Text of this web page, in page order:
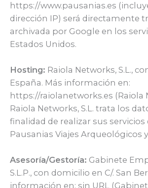
https://www.pausanias.es
dirección IP) será directamente
archivada por Google en los
Estados Unidos.
Hosting: Raiola Networks, S.L.,
España. Más información en:
https://raiolanetworks.es (Raiola
Raiola Networks, S.L. trata los
finalidad de realizar sus
Pausanias Viajes Arqueológicos
Asesoría/Gestoría: Gabinete
S.L.P., con domicilio en C/. San
información en: sin URL